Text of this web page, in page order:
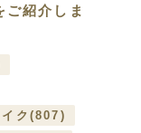
紹介しま
ク (807)